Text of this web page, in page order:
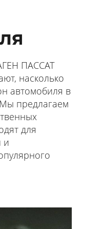
ПАССАТ
насколько
автомобиля в
предлагаем
для
и